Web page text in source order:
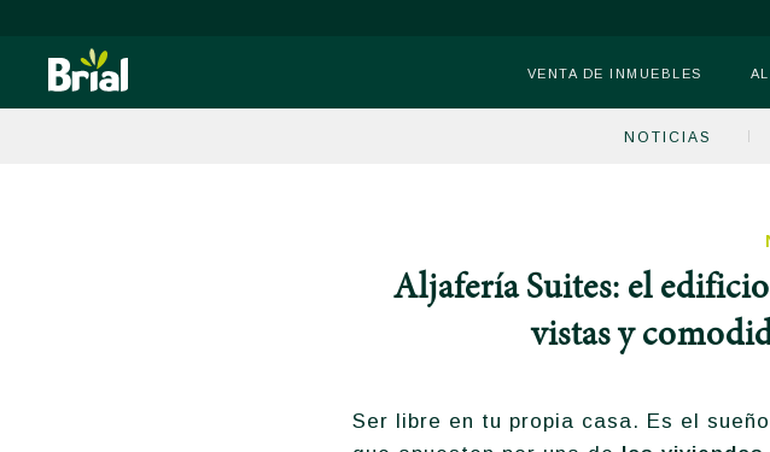
VENTA DE INMUEBLES
NOTICIAS
Aljafería Suites: el
vistas y
Ser libre en tu propia casa. Es el